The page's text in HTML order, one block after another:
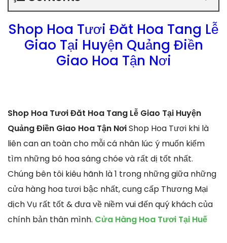
Shop Hoa Tươi Đăt Hoa Tang Lễ
Giao Tại Huyện Quảng Điền
Giao Hoa Tận Nơi
Shop Hoa Tươi Đăt Hoa Tang Lễ Giao Tại Huyện
Quảng Điền Giao Hoa Tận NơiShop Hoa Tươi khi là
liên can an toàn cho mỗi cá nhân lúc ý muốn kiếm
tìm những bó hoa sáng chóe và rất dị tốt nhất.
Chúng bên tôi kiêu hãnh là 1 trong những giữa những
cửa hàng hoa tươi bậc nhất, cung cấp Thương Mại
dịch Vụ rất tốt & đưa về niềm vui đến quý khách của
chính bản thân mình. Cửa Hàng Hoa Tươi Tại Huế